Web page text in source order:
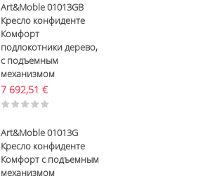
Art&Moble 01013GB
Кресло конфиденте
Комфорт
подлокотники дерево,
с подъемным
механизмом
7 692,51 €
Art&Moble 01013G
Кресло конфиденте
Комфорт с подъемным
механизмом